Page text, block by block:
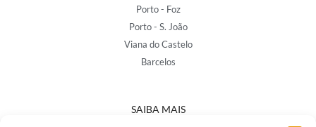
Porto - Foz
Porto - S. João
Viana do Castelo
Barcelos
SAIBA MAIS